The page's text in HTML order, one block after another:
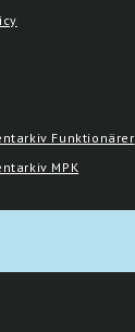
Funktionärer
MPK